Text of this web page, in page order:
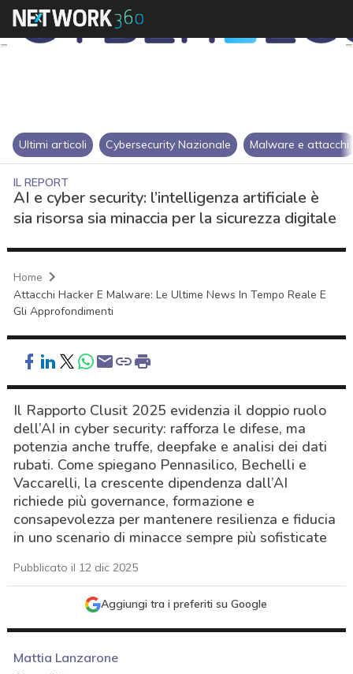
Ultimi articoli Cybersecurity Nazionale Malware e attacchi
IL REPORT
AI e cyber security: l’intelligenza artificiale è
sia risorsa sia minaccia per la sicurezza digitale
Home
Attacchi Hacker E Malware: Le Ultime News In Tempo Reale E
Gli Approfondimenti
Il Rapporto Clusit 2025 evidenzia il doppio ruolo
dell’AI in cyber security: rafforza le difese, ma
potenzia anche truffe, deepfake e analisi dei dati
rubati. Come spiegano Pennasilico, Bechelli e
Vaccarelli, la crescente dipendenza dall’AI
richiede più governance, formazione e
consapevolezza per mantenere resilienza e fiducia
in uno scenario di minacce sempre più sofisticate
Pubblicato il 12 dic 2025
Aggiungi tra i preferiti su Google
Mattia Lanzarone